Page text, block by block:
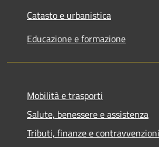
Catasto e urbanistica
Educazione e formazione
Mobilità e trasporti
Salute, benessere e assistenza
Tributi, finanze e contravvenzioni